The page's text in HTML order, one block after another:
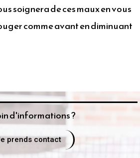
soignera de ces maux en vous
comme avant en diminuant
d'informations ?
prends contact